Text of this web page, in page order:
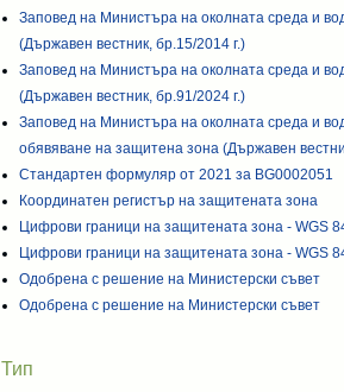
Заповед на Министъра на околната среда и
(Държавен вестник, бр.15/2014 г.)
Заповед на Министъра на околната среда и
(Държавен вестник, бр.91/2024 г.)
Заповед на Министъра на околната среда и
обявяване на защитена зона (Държавен
Стандартен формуляр от 2021 за BG0002051
Координатен регистър на защитената зона
Цифрови граници на защитената зона - WGS
Цифрови граници на защитената зона - WGS
Одобрена с решение на Министерски съвет
Одобрена с решение на Министерски съвет
Тип